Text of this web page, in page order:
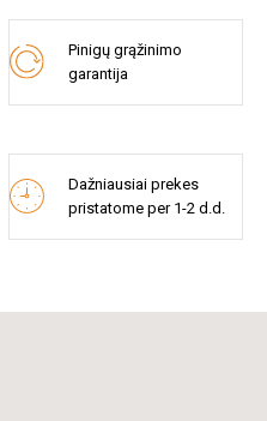
Pinigų grąžinimo
garantija
Dažniausiai prekes
pristatome per 1-2 d.d.